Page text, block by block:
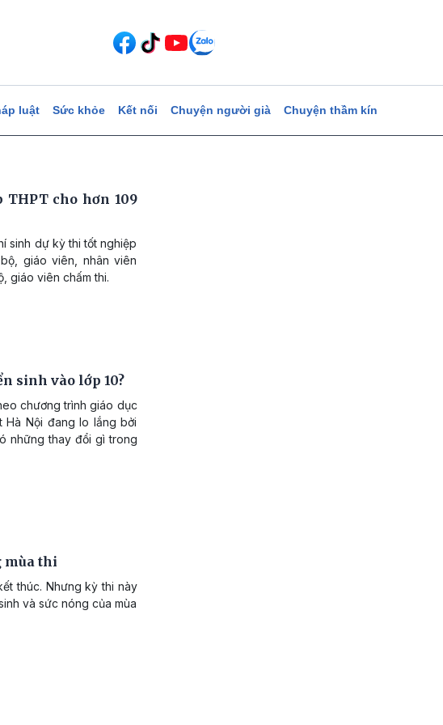
luật Sức khỏe Kết nối Chuyện người già Chuyện thầm kín
THPT cho hơn 109
sinh dự kỳ thi tốt nghiệp
giáo viên, nhân viên
giáo viên chấm thi.
sinh vào lớp 10?
chương trình giáo dục
Hà Nội đang lo lắng bởi
những thay đổi gì trong
mùa thi
thúc. Nhưng kỳ thi này
và sức nóng của mùa